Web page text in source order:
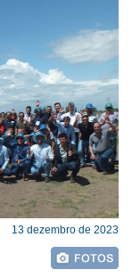
13 dezembro de 2023